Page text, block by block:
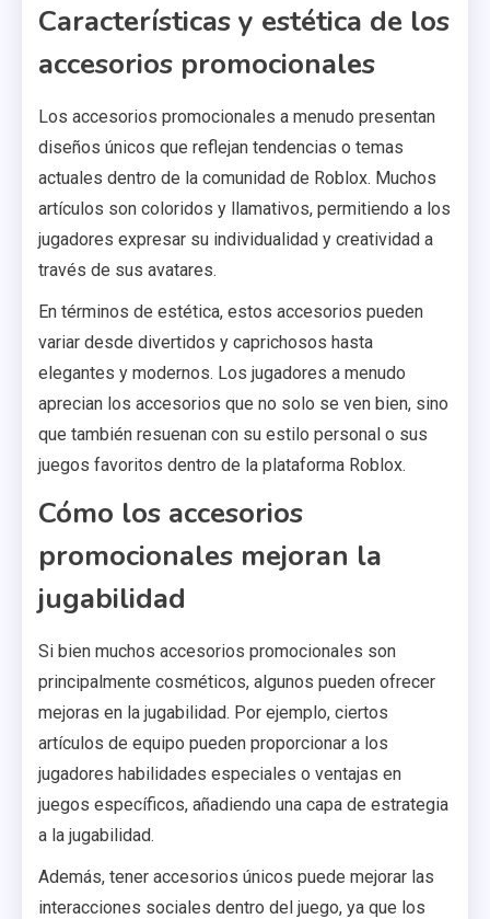
Características y estética de los
accesorios promocionales
Los accesorios promocionales a menudo presentan
diseños únicos que reflejan tendencias o temas
actuales dentro de la comunidad de Roblox. Muchos
artículos son coloridos y llamativos, permitiendo a los
jugadores expresar su individualidad y creatividad a
través de sus avatares.
En términos de estética, estos accesorios pueden
variar desde divertidos y caprichosos hasta
elegantes y modernos. Los jugadores a menudo
aprecian los accesorios que no solo se ven bien, sino
que también resuenan con su estilo personal o sus
juegos favoritos dentro de la plataforma Roblox.
Cómo los accesorios
promocionales mejoran la
jugabilidad
Si bien muchos accesorios promocionales son
principalmente cosméticos, algunos pueden ofrecer
mejoras en la jugabilidad. Por ejemplo, ciertos
artículos de equipo pueden proporcionar a los
jugadores habilidades especiales o ventajas en
juegos específicos, añadiendo una capa de estrategia
a la jugabilidad.
Además, tener accesorios únicos puede mejorar las
interacciones sociales dentro del juego, ya que los